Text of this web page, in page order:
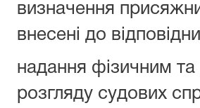
визначення
внесені до
надання фізичним
розгляду судових